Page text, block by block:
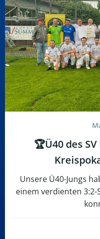
🏆Ü40 des
Unsere Ü40-Jungs
einem verdienten 3:2-